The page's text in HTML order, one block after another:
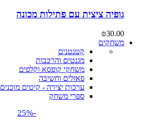
גופיה ציצית עם פתילות מכונה
₪30.00
משחקים
קטנטנים
מגנטים והרכבות
משחקי קופסא וקלפים
פאזלים וחשיבה
ערכות יצירה - קיטים מוכנים
ספרי משחק
-25%